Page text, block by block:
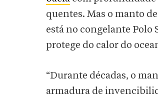
quentes. Mas o manto
está no congelante Polo
protege do calor do
“Durante décadas, o
armadura de